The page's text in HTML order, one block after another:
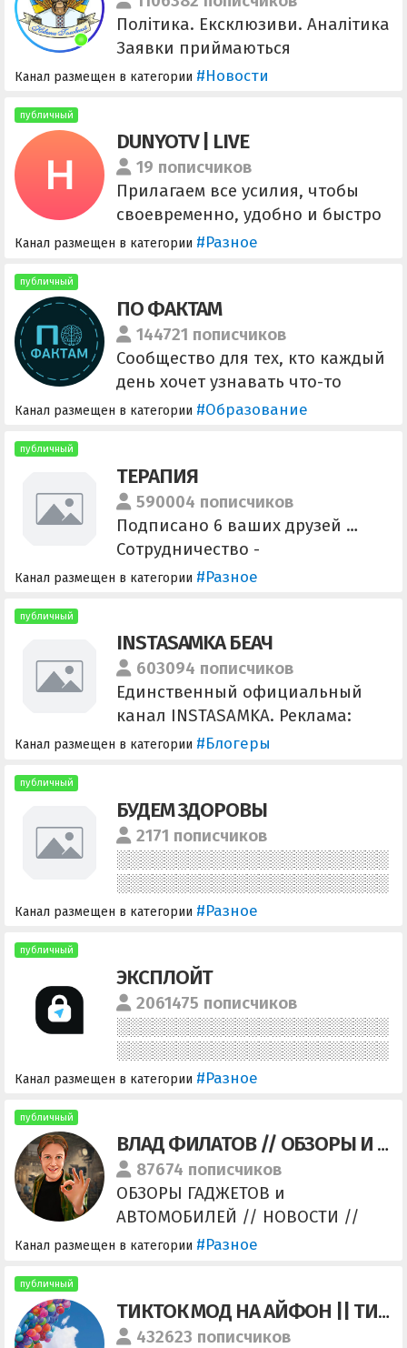
Політика. Ексклюзиви. Аналітика
Заявки приймаються
автоматично. Інформація з посту
@prhmedia
Канал размещен в категории #Новости
публичный
DUNYOTV | LIVE
19 пописчиков
Прилагаем все усилия, чтобы
своевременно, удобно и быстро
информировать
новости и на другие темы
@Dunyo_tvbot @DT_REKLAMA
Канал размещен в категории #Разное
публичный
ПО ФАКТАМ
144721 пописчиков
Сообщество для тех, кто каждый
день хочет узнавать что-то
новое и интересное. Админ
Канал размещен в категории #Образование
публичный
ТЕРАПИЯ
590004 пописчиков
Подписано 6 ваших друзей …
Сотрудничество -
https://t.me/terr3211
Канал размещен в категории #Разное
публичный
INSTASAMKA БЕАЧ
603094 пописчиков
Единственный официальный
канал INSTASAMKA. Реклама:
@mstolyarov
Канал размещен в категории #Блогеры
публичный
БУДЕМ ЗДОРОВЫ
2171 пописчиков
Канал размещен в категории #Разное
публичный
ЭКСПЛОЙТ
2061475 пописчиков
Канал размещен в категории #Разное
публичный
ВЛАД ФИЛАТОВ // ОБЗОРЫ И СКИДКИ
87674 пописчиков
ОБЗОРЫ ГАДЖЕТОВ и
АВТОМОБИЛЕЙ // НОВОСТИ //
ЛУЧШИЕ СКИДКИ И АКЦИИ Меня
автомобили и видеоигры.
Контакты: media@filatovvlad.ru
Канал размещен в категории #Разное
публичный
ТИКТОК МОД НА АЙФОН || ТИК ТОК В РОССИИ СКАЧАТЬ || СКАРЛЕТ, ЕСИГН
432623 пописчиков